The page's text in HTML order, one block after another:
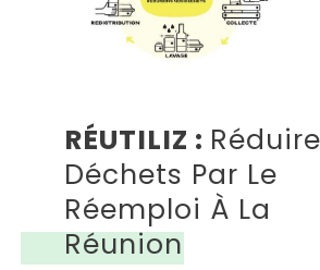
RÉUTILIZ :
Déchets Par Le
Réemploi À La
Réunion